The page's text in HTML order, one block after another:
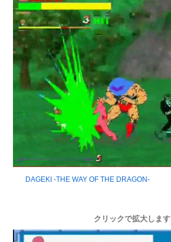
DAGEKI -THE WAY OF THE DRAGON-
クリックで拡大します